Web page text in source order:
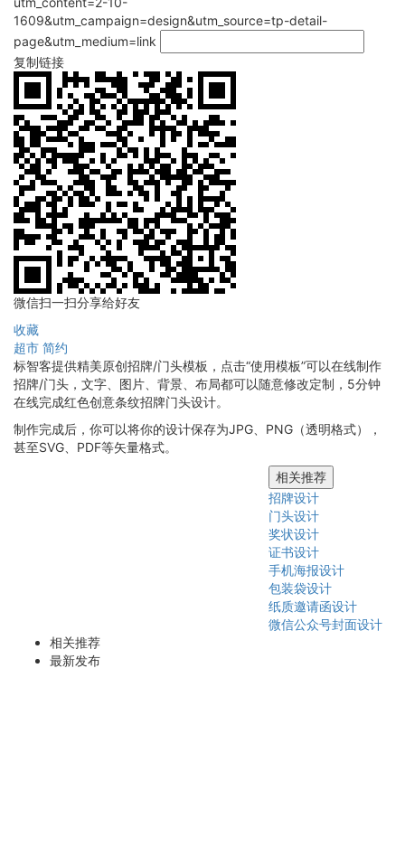
1609&utm_campaign=design&utm_source=tp-detail-
page&utm_medium=link
复制链接
微信扫一扫分享给好友
收藏
超市 简约
标智客提供精美原创招牌/门头模板，点击“使用模板”可以在线制作
招牌/门头，文字、图片、背景、布局都可以随意修改定制，5分钟
在线完成红色创意条纹招牌门头设计。
制作完成后，你可以将你的设计保存为JPG、PNG（透明格式），
甚至SVG、PDF等矢量格式。
相关推荐
招牌设计
门头设计
奖状设计
证书设计
手机海报设计
包装袋设计
纸质邀请函设计
微信公众号封面设计
相关推荐
最新发布